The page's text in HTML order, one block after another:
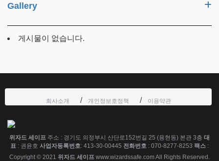
Gallery
게시물이 없습니다.
회사소개 개인정보호정책 이용약관
위자드 세이프 주소 : 경기도 의정부시 산단로152번길 25 (용현동) 본관 3층 대
표 : 권윤호 사업자등록번호: 413-30-00445 전화번호 : 070-8277-8253 팩스 :
Copyright © 2021 위자드 세이프 www.wizardssafe.com All Rights Reserved.